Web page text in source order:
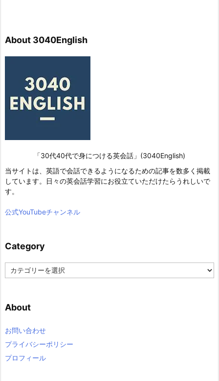
About 3040English
「30代40代で身につける英会話」(3040English)
当サイトは、英語で会話できるようになるための記事を数多く掲載
しています。日々の英会話学習にお役立ていただけたらうれしいで
す。
公式YouTubeチャンネル
Category
a
g
r
About
お問い合わせ
プライバシーポリシー
プロフィール